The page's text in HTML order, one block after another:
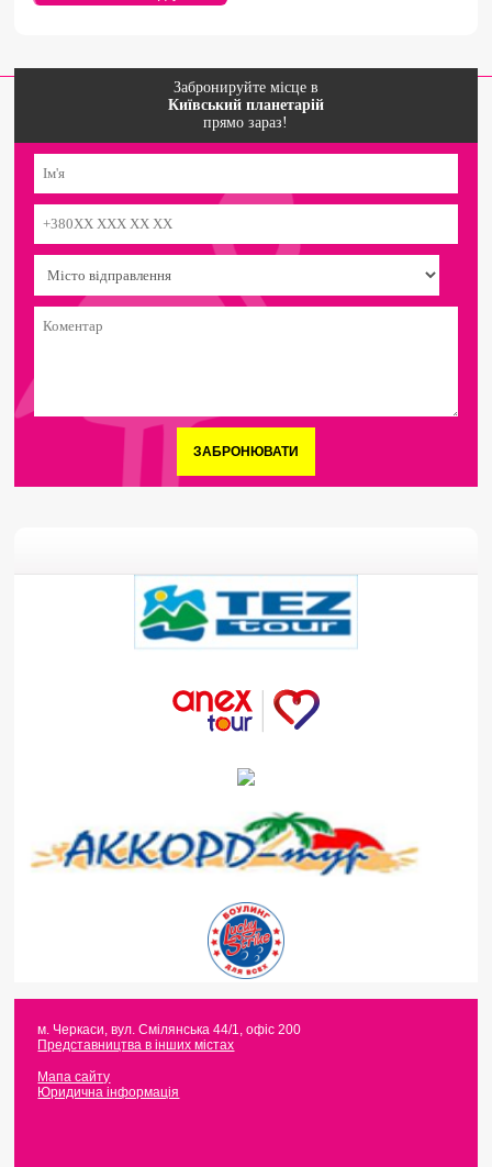
Забронируйте місце в
Київський планетарій
прямо зараз!
ЗАБРОНЮВАТИ
м. Черкаси,вул. Смілянська 44/1, офіс 200
Представництва в інших містах
Мапа сайту
Юридична інформація